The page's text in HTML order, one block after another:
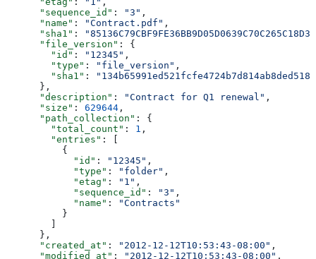
      "sequence_id"
: "3" ,
      "name"
: "Contract.pdf" ,
      "sha1"
:
      "file_version"
: {
        "id"
: "12345" ,
        "type"
: "file_version" ,
        "sha1"
:
      },
      "description"
: "Contract for Q1 renewal" ,
      "size"
: 629644 ,
      "path_collection"
: {
        "total_count"
: 1 ,
        "entries"
: [
          {
            "id"
: "12345" ,
            "type"
: "folder" ,
            "etag"
: "1" ,
            "sequence_id"
: "3" ,
            "name"
:
"Contracts"
          }
        ]
      },
      "created_at"
: "2012-12-12T10:53:43-08:00" ,
      "modified_at"
: "2012-12-12T10:53:43-08:00" ,